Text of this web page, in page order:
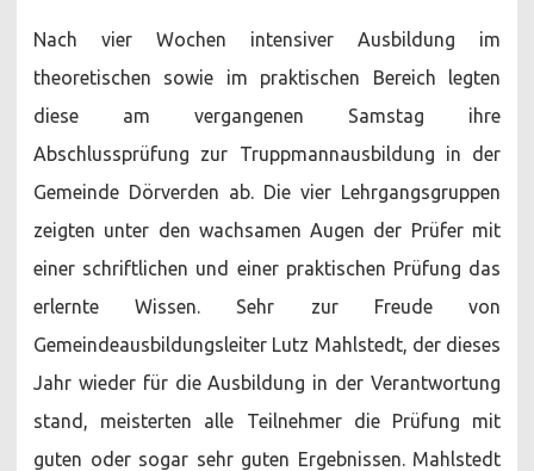
Nach vier Wochen intensiver Ausbildung im
theoretischen sowie im praktischen Bereich legten
diese am vergangenen Samstag ihre
Abschlussprüfung zur Truppmannausbildung in der
Gemeinde Dörverden ab. Die vier Lehrgangsgruppen
zeigten unter den wachsamen Augen der Prüfer mit
einer schriftlichen und einer praktischen Prüfung das
erlernte Wissen. Sehr zur Freude von
Gemeindeausbildungsleiter Lutz Mahlstedt, der dieses
Jahr wieder für die Ausbildung in der Verantwortung
stand, meisterten alle Teilnehmer die Prüfung mit
guten oder sogar sehr guten Ergebnissen. Mahlstedt